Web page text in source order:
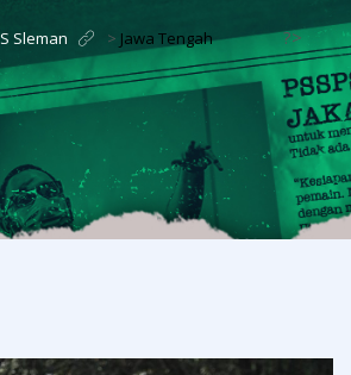
Sleman > Jawa Tengah ?>